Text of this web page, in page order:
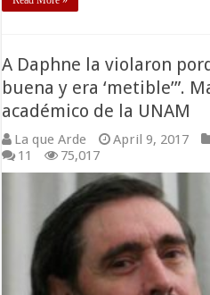
A Daphne la violaron
buena y era ‘metible’”.
académico de la UNAM
La que Arde April 9, 2017
11
75,017